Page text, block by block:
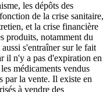
les dépôts des
de la crise sanitaire,
et la crise financière
produits, notamment du
s'entraîner sur le fait
il n'y a pas d'expiration en
médicaments vendus
par la vente. Il existe en
à vendre des